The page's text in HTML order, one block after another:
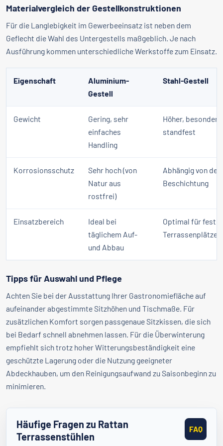
Materialvergleich der Gestellkonstruktionen
Für die Langlebigkeit im Gewerbeeinsatz ist neben dem
Geflecht die Wahl des Untergestells maßgeblich. Je nach
Ausführung kommen unterschiedliche Werkstoffe zum Einsatz.
Eigenschaft
Aluminium-
Gestell
Stahl-Gestell
Gewicht
Gering, sehr
einfaches
Handling
Höher, besonders
standfest
Korrosionsschutz
Sehr hoch (von
Natur aus
rostfrei)
Abhängig von der
Beschichtung
Einsatzbereich
Ideal bei
täglichem Auf-
und Abbau
Optimal für feste
Terrassenplätze
Tipps für Auswahl und Pflege
Achten Sie bei der Ausstattung Ihrer Gastronomiefläche auf
aufeinander abgestimmte Sitzhöhen und Tischmaße. Für
zusätzlichen Komfort sorgen passgenaue Sitzkissen, die sich
bei Bedarf schnell abnehmen lassen. Für die Überwinterung
empfiehlt sich trotz hoher Witterungsbeständigkeit eine
geschützte Lagerung oder die Nutzung geeigneter
Abdeckhauben, um den Reinigungsaufwand zu Saisonbeginn zu
minimieren.
Häufige Fragen zu Rattan
Terrassenstühlen
FAQ